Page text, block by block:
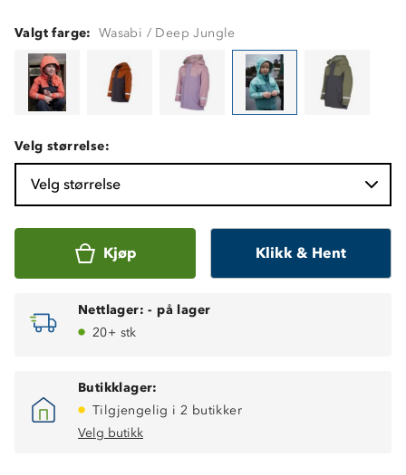
Valgt farge: Wasabi / Deep Jungle
Velg størrelse:
Velg størrelse
Kjøp Klikk & Hent
Nettlager: - på lager
20+ stk
Butikklager:
Tilgjengelig i 2 butikker
Velg butikk